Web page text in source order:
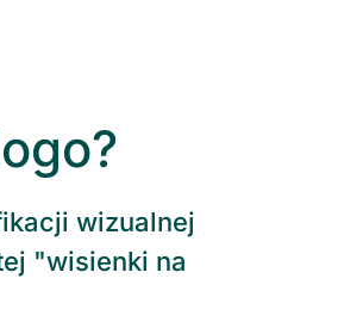
wizualnej
"wisienki na